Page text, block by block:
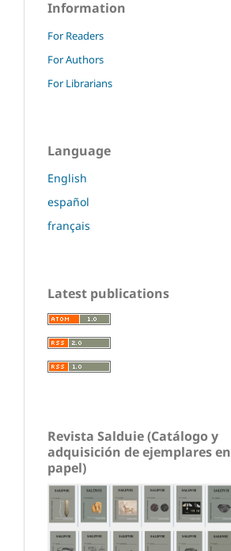
Information
For Readers
For Authors
For Librarians
Language
English
español
français
Latest publications
Revista Salduie (Catálogo y
adquisición de ejemplares en
papel)